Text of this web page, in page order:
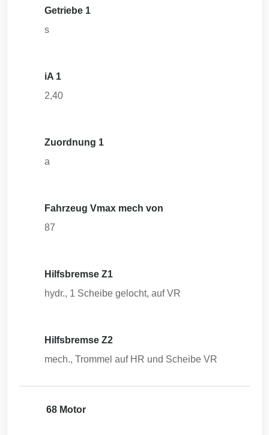
Getriebe 1
s
iA 1
2,40
Zuordnung 1
a
Fahrzeug Vmax mech von
87
Hilfsbremse Z1
hydr., 1 Scheibe gelocht, auf VR
Hilfsbremse Z2
mech., Trommel auf HR und Scheibe VR
68 Motor